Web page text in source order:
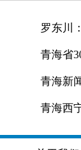
罗东川
青海省
青海新
青海西